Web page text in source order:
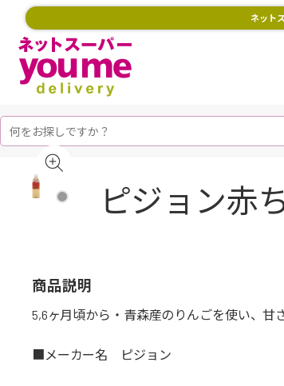
ネット
ピジョン赤
商品説明
5,6ヶ月頃から・青森産のりんごを使い、甘
■メーカー名 ピジョン